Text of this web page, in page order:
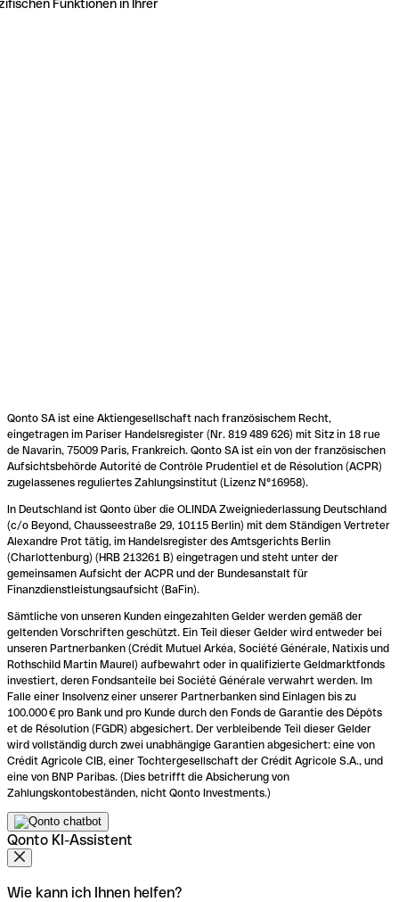
Funktionen in Ihrer
Qonto SA ist eine Aktiengesellschaft nach französischem Recht,
eingetragen im Pariser Handelsregister (Nr. 819 489 626) mit Sitz in 18 rue
de Navarin, 75009 Paris, Frankreich. Qonto SA ist ein von der französischen
Aufsichtsbehörde Autorité de Contrôle Prudentiel et de Résolution (ACPR)
zugelassenes reguliertes Zahlungsinstitut (Lizenz N°16958).
In Deutschland ist Qonto über die OLINDA Zweigniederlassung Deutschland
(c/o Beyond, Chausseestraße 29, 10115 Berlin) mit dem Ständigen Vertreter
Alexandre Prot tätig, im Handelsregister des Amtsgerichts Berlin
(Charlottenburg) (HRB 213261 B) eingetragen und steht unter der
gemeinsamen Aufsicht der ACPR und der Bundesanstalt für
Finanzdienstleistungsaufsicht (BaFin).
Sämtliche von unseren Kunden eingezahlten Gelder werden gemäß der
geltenden Vorschriften geschützt. Ein Teil dieser Gelder wird entweder bei
unseren Partnerbanken (Crédit Mutuel Arkéa, Société Générale, Natixis und
Rothschild Martin Maurel) aufbewahrt oder in qualifizierte Geldmarktfonds
investiert, deren Fondsanteile bei Société Générale verwahrt werden. Im
Falle einer Insolvenz einer unserer Partnerbanken sind Einlagen bis zu
100.000 € pro Bank und pro Kunde durch den Fonds de Garantie des Dépôts
et de Résolution (FGDR) abgesichert. Der verbleibende Teil dieser Gelder
wird vollständig durch zwei unabhängige Garantien abgesichert: eine von
Crédit Agricole CIB, einer Tochtergesellschaft der Crédit Agricole S.A., und
eine von BNP Paribas. (Dies betrifft die Absicherung von
Zahlungskontobeständen, nicht Qonto Investments.)
Qonto KI-Assistent
Wie kann ich Ihnen helfen?